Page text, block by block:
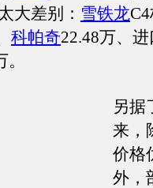
大差别： 雪铁龙
科帕奇22.48万、
另据
来，
价格
外，